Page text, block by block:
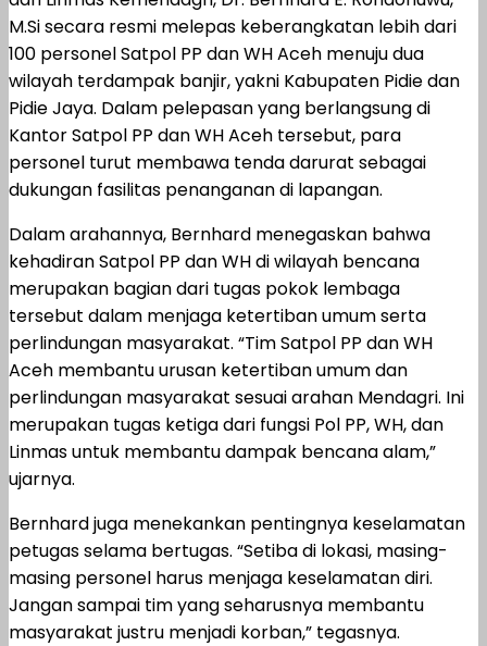
M.Si secara resmi melepas keberangkatan lebih dari
100 personel Satpol PP dan WH Aceh menuju dua
wilayah terdampak banjir, yakni Kabupaten Pidie dan
Pidie Jaya. Dalam pelepasan yang berlangsung di
Kantor Satpol PP dan WH Aceh tersebut, para
personel turut membawa tenda darurat sebagai
dukungan fasilitas penanganan di lapangan.
Dalam arahannya, Bernhard menegaskan bahwa
kehadiran Satpol PP dan WH di wilayah bencana
merupakan bagian dari tugas pokok lembaga
tersebut dalam menjaga ketertiban umum serta
perlindungan masyarakat. “Tim Satpol PP dan WH
Aceh membantu urusan ketertiban umum dan
perlindungan masyarakat sesuai arahan Mendagri. Ini
merupakan tugas ketiga dari fungsi Pol PP, WH, dan
Linmas untuk membantu dampak bencana alam,”
ujarnya.
Bernhard juga menekankan pentingnya keselamatan
petugas selama bertugas. “Setiba di lokasi, masing-
masing personel harus menjaga keselamatan diri.
Jangan sampai tim yang seharusnya membantu
masyarakat justru menjadi korban,” tegasnya.